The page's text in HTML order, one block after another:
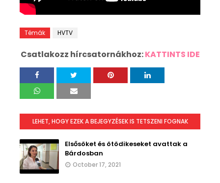
Témák HVTV
Csatlakozz hírcsatornákhoz:KATTINTS IDE
LEHET, HOGY EZEK A BEJEGYZÉSEK IS TETSZENI FOGNAK
Elsősöket és ötödikeseket avattak a
Bárdosban
October 17, 2021